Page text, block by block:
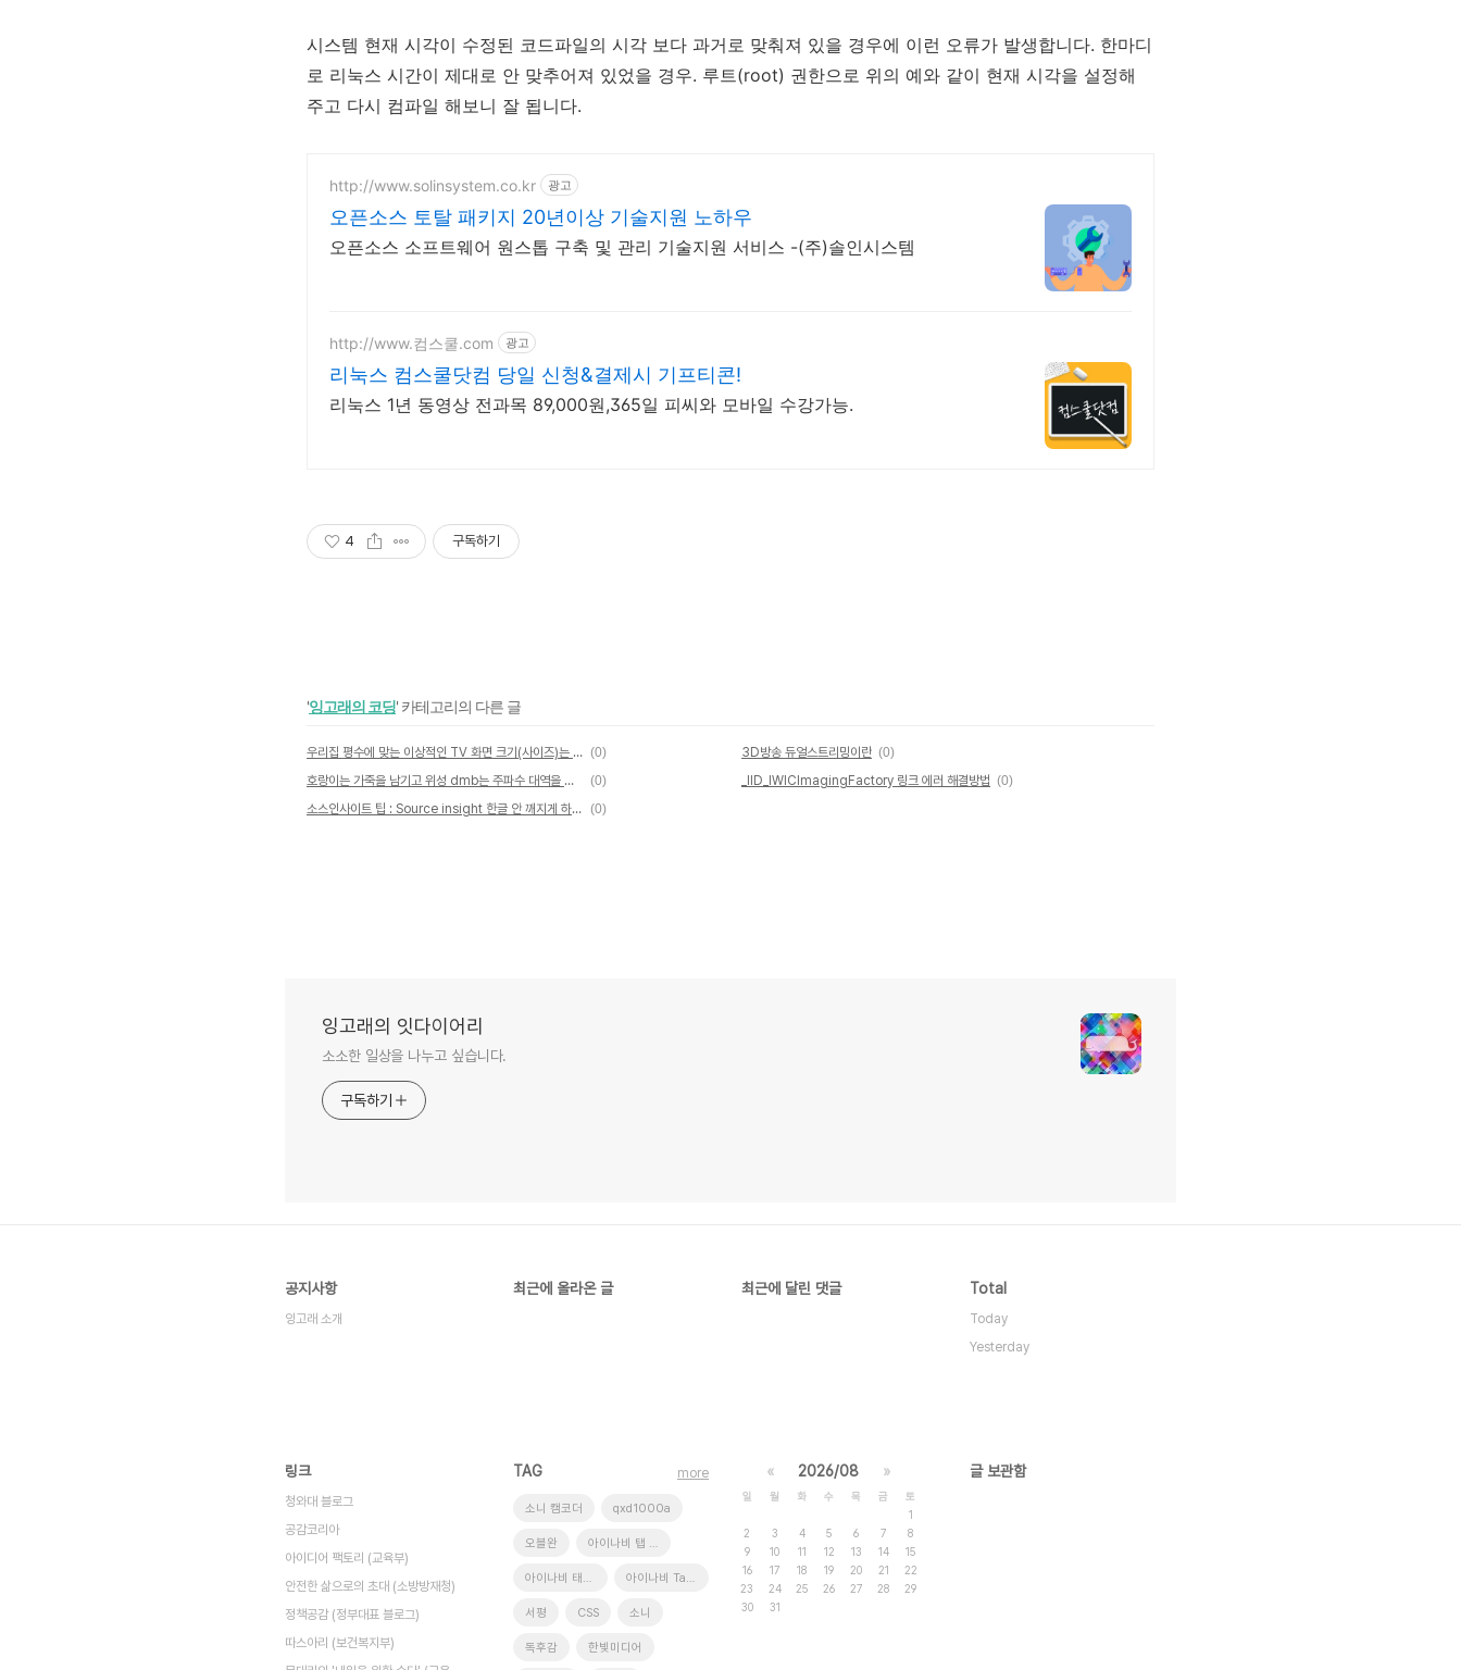
시스템 현재 시각이 수정된 코드파일의 시각 보다 과거로 맞춰져 있을 경우에 이런 오류가 발생합니다. 한마디
로 리눅스 시간이 제대로 안 맞추어져 있었을 경우. 루트(root) 권한으로 위의 예와 같이 현재 시각을 설정해
주고 다시 컴파일 해보니 잘 됩니다.
http://www.solinsystem.co.kr 광고
오픈소스 토탈 패키지 20년이상 기술지원 노하우
오픈소스 소프트웨어 원스톱 구축 및 관리 기술지원 서비스 -(주)솔인시스템
http://www.컴스쿨.com 광고
리눅스 컴스쿨닷컴 당일 신청&결제시 기프티콘!
리눅스 1년 동영상 전과목 89,000원,365일 피씨와 모바일 수강가능.
4 구독하기
'잉고래의 코딩' 카테고리의 다른 글
우리집 평수에 맞는 이상적인 TV 화면 크기(사이즈)는 얼마일까? (0) 3D방송 듀얼스트리밍이란 (0)
호랑이는 가죽을 남기고 위성 dmb는 주파수 대역을 남긴다?
(0) _IID_IWICImagingFactory 링크 에러 해결방법 (0)
소스인사이트 팁 : Source insight 한글 안 깨지게 하는 방법 (0)
잉고래의 잇다이어리
소소한 일상을 나누고 싶습니다.
구독하기
공지사항
잉고래 소개
최근에 올라온 글 최근에 달린 댓글 Total
Today
Yesterday
링크
청와대 블로그
공감코리아
아이디어 팩토리 (교육부)
안전한 삶으로의 초대 (소방방재청)
정책공감 (정부대표 블로그)
따스아리 (보건복지부)
TAG
소니 캠코더 qxd1000a
오블완 아이나비 탭 xd9
아이나비 태블릿 아이나비 Tab XD9
서평 CSS 소니
독후감 한빛미디어
more « 2026/08 »
일 월 화 수 목 금
토
1
2
3 4 5 6 7
8
9
10 11 12 13 14
15
16
17 18 19 20 21
22
23
24 25 26 27 28
29
30
31
글 보관함